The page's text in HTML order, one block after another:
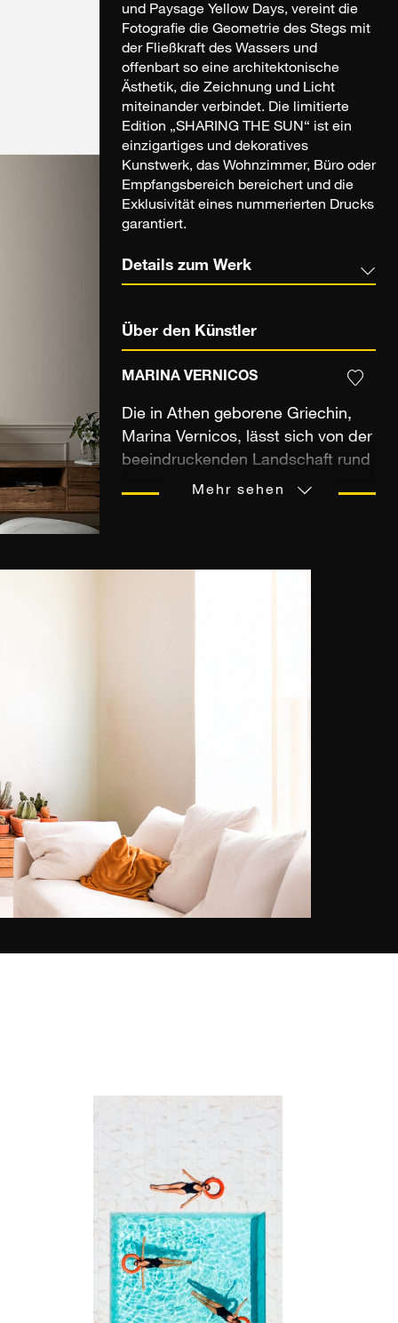
und Paysage Yellow Days, vereint die
Fotografie die Geometrie des Stegs mit
der Fließkraft des Wassers und
offenbart so eine architektonische
Ästhetik, die Zeichnung und Licht
miteinander verbindet. Die limitierte
Edition „SHARING THE SUN“ ist ein
einzigartiges und dekoratives
Kunstwerk, das Wohnzimmer, Büro oder
Empfangsbereich bereichert und die
Exklusivität eines nummerierten Drucks
garantiert.
Details zum Werk
Über den Künstler
MARINA VERNICOS
Die in Athen geborene Griechin,
Marina Vernicos, lässt sich von der
beeindruckenden Landschaft rund
um Ihren Alltag inspirieren und
„Napapijri“ schätzen Ihre Arbeiten
sehr. Seit 2001 stellt die Künstlerin
international in den Metropolen
dieser Welt aus, wie z.B. in
London, New York und Monaco.
Mehr sehen